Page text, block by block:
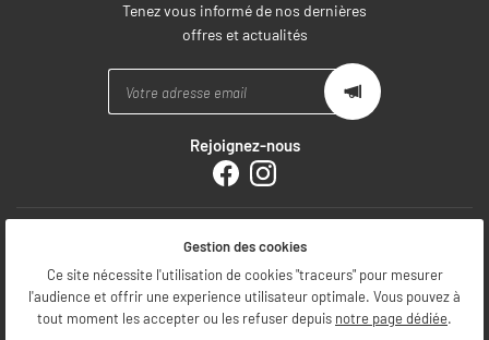
Tenez vous informé de nos dernières
offres et actualités
Rejoignez-nous
Conditions générales d'utilisation
Politique de confidentialité
Gestion des cookies
Sitemap
Gestion des cookies
Ce site nécessite l'utilisation de cookies "traceurs" pour mesurer
l'audience et offrir une experience utilisateur optimale. Vous pouvez à
tout moment les accepter ou les refuser depuis notre page dédiée.